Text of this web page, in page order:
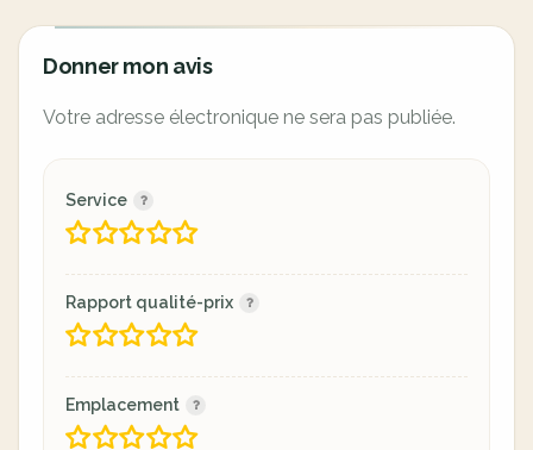
Donner mon avis
Votre adresse électronique ne sera pas publiée.
Service
Rapport qualité-prix
Emplacement